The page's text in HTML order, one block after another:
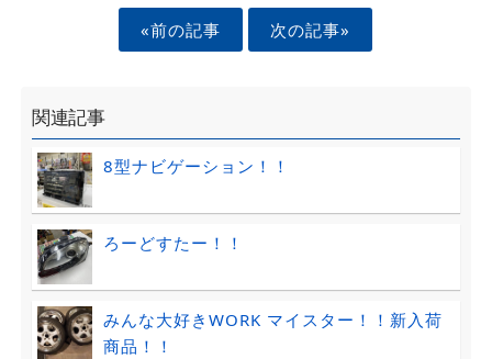
«前の記事 次の記事»
関連記事
8型ナビゲーション！！
ろーどすたー！！
みんな大好きWORK マイスター！！新入荷
商品！！